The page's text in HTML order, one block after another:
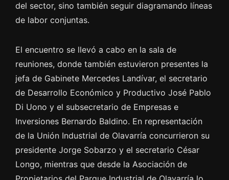
del sector, sino también seguir diagramando líneas
de labor conjuntas.
El encuentro se llevó a cabo en la sala de
reuniones, donde también estuvieron presentes la
jefa de Gabinete Mercedes Landívar, el secretario
de Desarrollo Económico y Productivo José Pablo
Di Uono y el subsecretario de Empresas e
Inversiones Bernardo Baldino. En representación
de la Unión Industrial de Olavarría concurrieron su
presidente Jorge Sobarzo y el secretario César
Longo, mientras que desde la Asociación de